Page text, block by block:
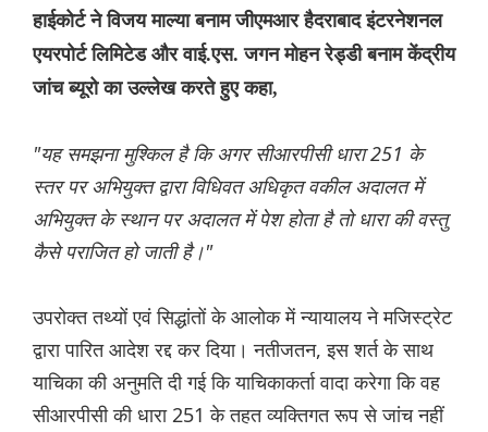
हाईकोर्ट ने विजय माल्या बनाम जीएमआर हैदराबाद इंटरनेशनल
एयरपोर्ट लिमिटेड और वाई.एस. जगन मोहन रेड्डी बनाम केंद्रीय
जांच ब्यूरो का उल्लेख करते हुए कहा,
"यह समझना मुश्किल है कि अगर सीआरपीसी धारा 251 के
स्तर पर अभियुक्त द्वारा विधिवत अधिकृत वकील अदालत में
अभियुक्त के स्थान पर अदालत में पेश होता है तो धारा की वस्तु
कैसे पराजित हो जाती है।"
उपरोक्त तथ्यों एवं सिद्धांतों के आलोक में न्यायालय ने मजिस्ट्रेट
द्वारा पारित आदेश रद्द कर दिया। नतीजतन, इस शर्त के साथ
याचिका की अनुमति दी गई कि याचिकाकर्ता वादा करेगा कि वह
सीआरपीसी की धारा 251 के तहत व्यक्तिगत रूप से जांच नहीं